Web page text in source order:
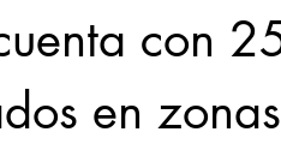
en zonas